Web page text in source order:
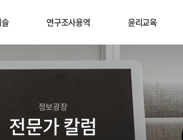
연구조사용역 윤리교육
정보광장
전문가 칼럼